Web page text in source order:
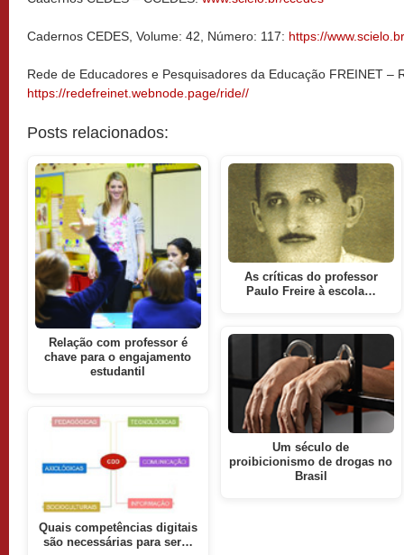
Cadernos CEDES, Volume: 42, Número: 117: https://
Rede de Educadores e Pesquisadores da Educação FREINET –
https://redefreinet.webnode.page/ride//
Posts relacionados:
Relação com professor é
chave para o engajamento
estudantil
Quais competências digitais
são necessárias para ser…
As críticas do professor
Paulo Freire à escola…
Um século de
proibicionismo de drogas no
Brasil